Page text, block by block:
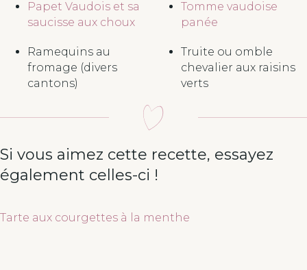
Papet Vaudois et sa
saucisse aux choux
Ramequins au
fromage (divers
cantons)
Tomme vaudoise
panée
Truite ou omble
chevalier aux raisins
verts
Si vous aimez cette recette, essayez
également celles-ci !
Tarte aux courgettes à la menthe